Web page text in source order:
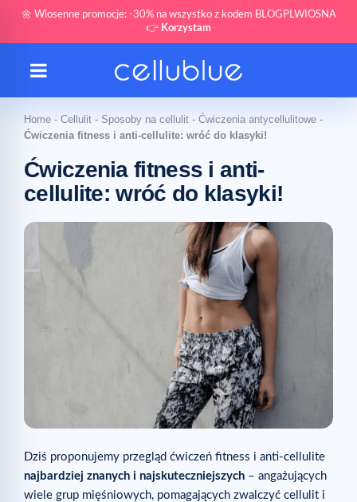
🌼 Wiosenne promocje: -30% na wszystko z kodem BLOGPLWIOSNA
👉 Korzystam
Home - Cellulit - Sposoby na cellulit - Ćwiczenia antycellulitowe -
Ćwiczenia fitness i anti-cellulite: wróć do klasyki!
Ćwiczenia fitness i anti-
cellulite: wróć do klasyki!
Dziś proponujemy przegląd ćwiczeń fitness i anti-cellulite
najbardziej znanych i najskuteczniejszych – angażujących
wiele grup mięśniowych, pomagających zwalczyć cellulit i